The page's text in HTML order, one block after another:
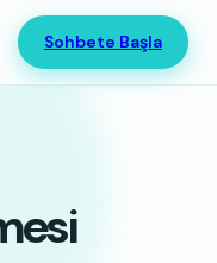
Sohbete Başla